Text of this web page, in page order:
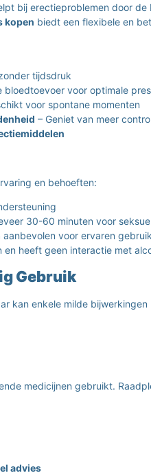
bij erectieproblemen door de
kopen biedt een flexibele en
tijdsdruk
bloedtoevoer voor optimale
voor spontane momenten
– Geniet van meer
en behoeften:
30-60 minuten voor
voor ervaren
heeft geen interactie met
Gebruik
kan enkele milde bijwerkingen
medicijnen gebruikt.
advies